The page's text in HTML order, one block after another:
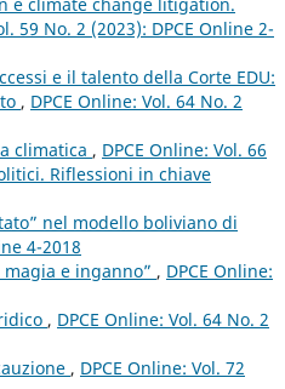
59 No. 2 (2023): DPCE Online 2-
e il talento della Corte EDU:
, DPCE Online: Vol. 64 No. 2
climatica , DPCE Online: Vol. 66
Riflessioni in chiave
nel modello boliviano di
4-2018
e inganno” , DPCE Online:
, DPCE Online: Vol. 64 No. 2
, DPCE Online: Vol. 72